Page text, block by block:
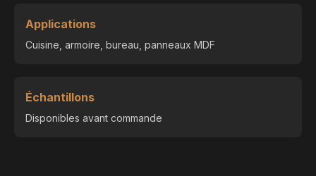
Applications
Cuisine, armoire, bureau, panneaux MDF
Échantillons
Disponibles avant commande